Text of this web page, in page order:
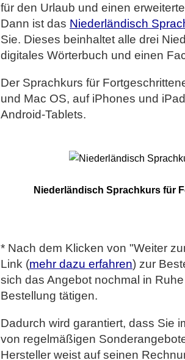
für den Urlaub und einen
Dann ist das Niederländisch
Sie. Dieses beinhaltet alle drei
digitales Wörterbuch und einen
Der Sprachkurs für
und Mac OS, auf iPhones und
Android-Tablets.
Niederländisch Sprachkurs für
* Nach dem Klicken von "Weiter
Link (mehr dazu erfahren) zur
sich das Angebot nochmal in
Bestellung tätigen.
Dadurch wird garantiert, dass Sie
von regelmäßigen
Hersteller weist auf seinen